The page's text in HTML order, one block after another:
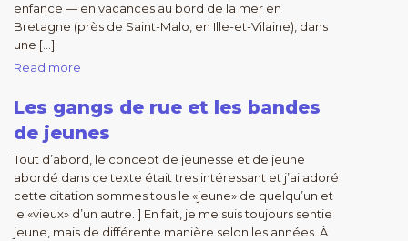
enfance — en vacances au bord de la mer en
Bretagne (près de Saint-Malo, en Ille-et-Vilaine), dans
une […]
Read more
Les gangs de rue et les bandes
de jeunes
Tout d’abord, le concept de jeunesse et de jeune
abordé dans ce texte était tres intéressant et j’ai adoré
cette citation sommes tous le «jeune» de quelqu’un et
le «vieux» d’un autre. ] En fait, je me suis toujours sentie
jeune, mais de différente manière selon les années. À